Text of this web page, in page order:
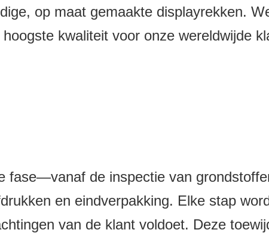
op maat gemaakte displayrekken.
kwaliteit voor onze wereldwijde
fase—vanaf de inspectie van
en eindverpakking. Elke stap
van de klant voldoet. Deze